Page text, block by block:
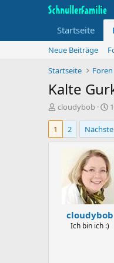
Startseite
Neue Beiträge
Startseite
Foren
Kalte
T
m
cloudybob
B
g
i
d
a
m
1 2 Nächste
cloudybob
Ich bin ich :)